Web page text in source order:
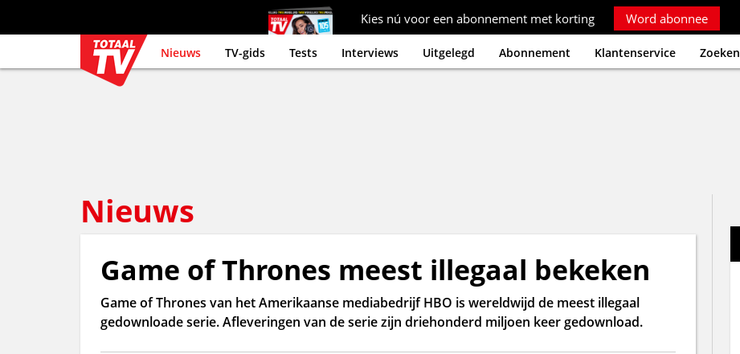
Kies nú voor een abonnement met korting Word abonnee
Nieuws TV-gids Tests Interviews Uitgelegd Abonnement Klantenservice Zoeken
Nieuws
Game of Thrones meest illegaal bekeken
Game of Thrones van het Amerikaanse mediabedrijf HBO is wereldwijd de meest illegaal
gedownloade serie. Afleveringen van de serie zijn driehonderd miljoen keer gedownload.